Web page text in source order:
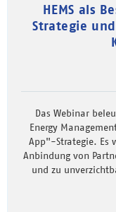
HEMS als
Strategie
Das Webinar
Energy
App"-Strategie. Es
Anbindung von
und zu